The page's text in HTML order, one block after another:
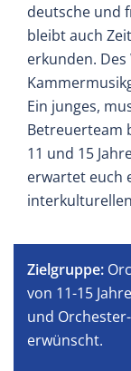
deutsche und
bleibt auch
erkunden.
Ein junges,
Betreuerteam
11 und 15
erwartet euch
Zielgruppe:
von 11-15
und
erwünscht.